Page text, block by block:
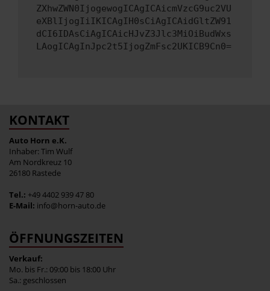
ZXhwZWN0IjogewogICAgICAicmVzcG9uc2VU
eXBlIjogIiIKICAgIH0sCiAgICAidGltZW91
dCI6IDAsCiAgICAicHJvZ3Jlc3MiOiBudWxs
LAogICAgInJpc2t5IjogZmFsc2UKICB9Cn0=
KONTAKT
Auto Horn e.K.
Inhaber: Tim Wulf
Am Nordkreuz 10
26180 Rastede
Tel.: +49 4402 939 47 80
E-Mail: info@horn-auto.de
ÖFFNUNGSZEITEN
Verkauf:
Mo. bis Fr.: 09:00 bis 18:00 Uhr
Sa.: geschlossen